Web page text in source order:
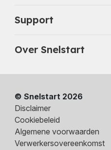
Support
Over Snelstart
© Snelstart 2026
Disclaimer
Cookiebeleid
Algemene voorwaarden
Verwerkersovereenkomst